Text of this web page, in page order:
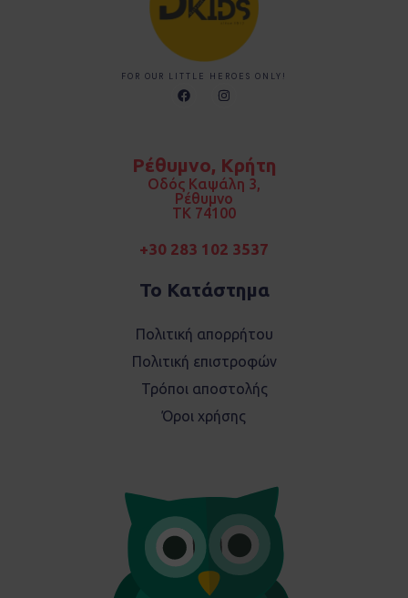
FOR OUR LITTLE HEROES ONLY!
F
a
o
I
n
r
a
m
Ρέθυμνο, Κρήτη
Οδός Καψάλη 3,
Ρέθυμνο
TK 74100
+30 283 102 3537
Το Κατάστημα
Πολιτική απορρήτου
Πολιτική επιστροφών
Τρόποι αποστολής
Όροι χρήσης